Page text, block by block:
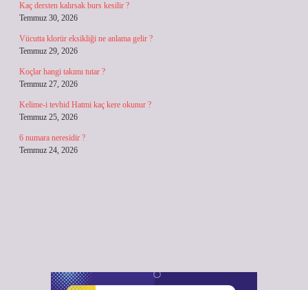
Kaç dersten kalırsak burs kesilir ?
Temmuz 30, 2026
Vücutta klorür eksikliği ne anlama gelir ?
Temmuz 29, 2026
Koçlar hangi takımı tutar ?
Temmuz 27, 2026
Kelime-i tevhid Hatmi kaç kere okunur ?
Temmuz 25, 2026
6 numara neresidir ?
Temmuz 24, 2026